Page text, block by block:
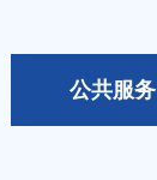
公共服务